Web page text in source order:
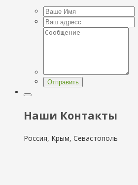
Отправить
Наши Контакты
Россия, Крым, Севастополь